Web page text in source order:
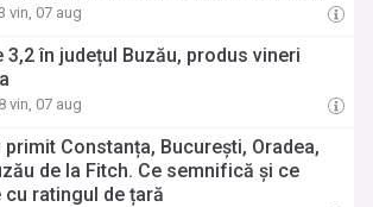
vin, 07 aug
3,2 în județul Buzău, produs vineri
vin, 07 aug
primit Constanța, București, Oradea,
de la Fitch. Ce semnifică și ce
cu ratingul de țară